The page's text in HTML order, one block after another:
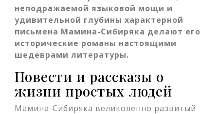
неподражаемой языковой мощи и
удивительной глубины характерной
письмена Мамина-Сибиряка делают его
исторические романы настоящими
шедеврами литературы.
Повести и рассказы о
жизни простых людей
Мамина-Сибиряка великолепно развитый